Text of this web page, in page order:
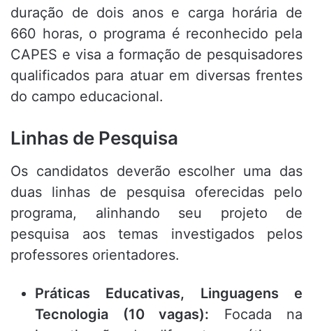
duração de dois anos e carga horária de
660 horas, o programa é reconhecido pela
CAPES e visa a formação de pesquisadores
qualificados para atuar em diversas frentes
do campo educacional.
Linhas de Pesquisa
Os candidatos deverão escolher uma das
duas linhas de pesquisa oferecidas pelo
programa, alinhando seu projeto de
pesquisa aos temas investigados pelos
professores orientadores.
Práticas Educativas, Linguagens e
Tecnologia (10 vagas): Focada na